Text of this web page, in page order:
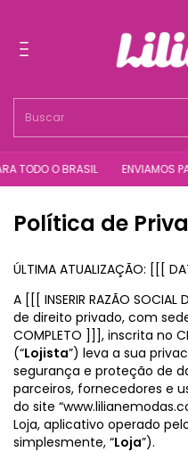
O BRASIL ENVIAMOS PARA
Política de
ÚLTIMA ATUALIZAÇÃO: [[[
A [[[ INSERIR RAZÃO
de direito privado, com sede
COMPLETO ]]], inscrita no
(“Lojista”) leva a sua
segurança e proteção de
parceiros, fornecedores e
do site
Loja, aplicativo operado
simplesmente, “Loja”).